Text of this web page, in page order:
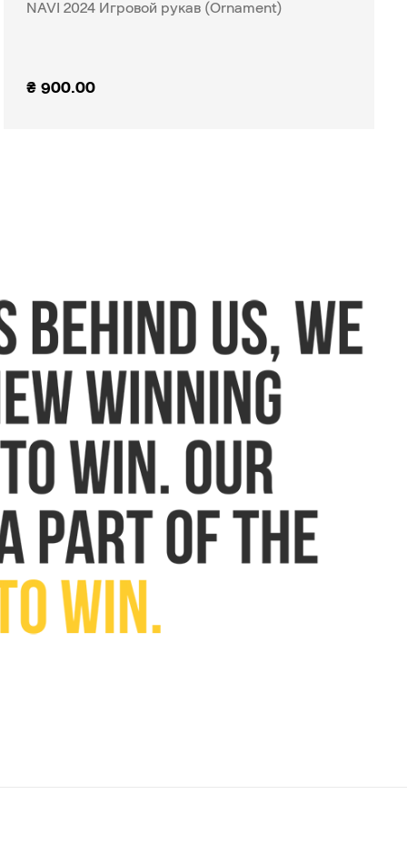
NAVI 2024 Игровой рукав (Ornament)
₴ 900.00